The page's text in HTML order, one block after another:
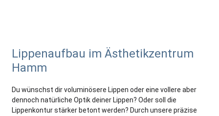
Lippenaufbau im Ästhetikzentrum
Hamm
Du wünschst dir voluminösere Lippen oder eine vollere aber
dennoch natürliche Optik deiner Lippen? Oder soll die
Lippenkontur stärker betont werden? Durch unsere präzise